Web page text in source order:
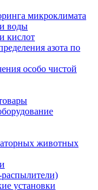
микроклимата
воды
кислот
азота по
особо чистой
животных
установки